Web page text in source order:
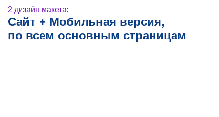
2 дизайн макета:
Сайт + Мобильная версия,
по всем основным страницам